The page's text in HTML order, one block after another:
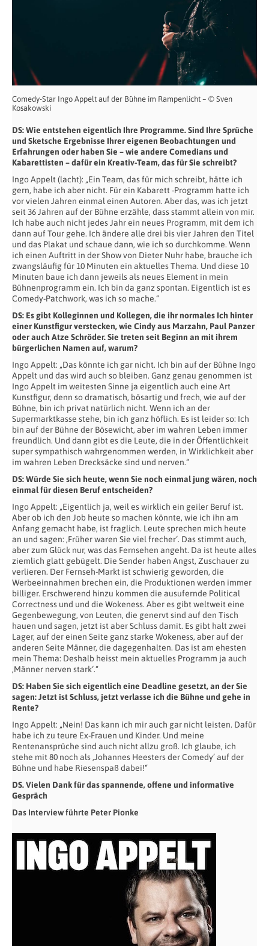
Comedy-Star Ingo Appelt auf der Bühne im Rampenlicht – © Sven
Kosakowski
DS: Wie entstehen eigentlich Ihre Programme. Sind Ihre Sprüche
und Sketsche Ergebnisse Ihrer eigenen Beobachtungen und
Erfahrungen oder haben Sie – wie andere Comedians und
Kabarettisten – dafür ein Kreativ-Team, das für Sie schreibt?
Ingo Appelt (lacht): „Ein Team, das für mich schreibt, hätte ich
gern, habe ich aber nicht. Für ein Kabarett -Programm hatte ich
vor vielen Jahren einmal einen Autoren. Aber das, was ich jetzt
seit 36 Jahren auf der Bühne erzähle, dass stammt allein von mir.
Ich habe auch nicht jedes Jahr ein neues Programm, mit dem ich
dann auf Tour gehe. Ich ändere alle drei bis vier Jahren den Titel
und das Plakat und schaue dann, wie ich so durchkomme. Wenn
ich einen Auftritt in der Show von Dieter Nuhr habe, brauche ich
zwangsläufig für 10 Minuten ein aktuelles Thema. Und diese 10
Minuten baue ich dann jeweils als neues Element in mein
Bühnenprogramm ein. Ich bin da ganz spontan. Eigentlich ist es
Comedy-Patchwork, was ich so mache.“
DS: Es gibt Kolleginnen und Kollegen, die ihr normales Ich hinter
einer Kunstfigurverstecken, wie Cindy aus Marzahn, Paul Panzer
oder auch Atze Schröder. Sie treten seit Beginn an mit ihrem
bürgerlichen Namen auf, warum?
Ingo Appelt: „Das könnte ich gar nicht. Ich bin auf der Bühne Ingo
Appelt und das wird auch so bleiben. Ganz genau genommen ist
Ingo Appelt im weitesten Sinne ja eigentlich auch eine Art
Kunstfigur, denn so dramatisch, bösartig und frech, wie auf der
Bühne, bin ich privat natürlich nicht. Wenn ich an der
Supermarktkasse stehe, bin ich ganz höflich. Es ist leider so: Ich
bin auf der Bühne der Bösewicht, aber im wahren Leben immer
freundlich. Und dann gibt es die Leute, die in der Öffentlichkeit
super sympathisch wahrgenommen werden, in Wirklichkeit aber
im wahren Leben Drecksäcke sind und nerven.“
DS: Würde Sie sich heute, wenn Sie noch einmal jung wären, noch
einmal für diesen Beruf entscheiden?
Ingo Appelt: „Eigentlich ja, weil es wirklich ein geiler Beruf ist.
Aber ob ich den Job heute so machen könnte, wie ich ihn am
Anfang gemacht habe, ist fraglich. Leute sprechen mich heute
an und sagen: ‚Früher waren Sie viel frecher‘. Das stimmt auch,
aber zum Glück nur, was das Fernsehen angeht. Da ist heute alles
ziemlich glatt gebügelt. Die Sender haben Angst, Zuschauer zu
verlieren. Der Fernseh-Markt ist schwierig geworden, die
Werbeeinnahmen brechen ein, die Produktionen werden immer
billiger. Erschwerend hinzu kommen die ausufernde Political
Correctness und und die Wokeness. Aber es gibt weltweit eine
Gegenbewegung, von Leuten, die genervt sind auf den Tisch
hauen und sagen, jetzt ist aber Schluss damit. Es gibt halt zwei
Lager, auf der einen Seite ganz starke Wokeness, aber auf der
anderen Seite Männer, die dagegenhalten. Das ist am ehesten
mein Thema: Deshalb heisst mein aktuelles Programm ja auch
‚Männer nerven stark‘.“
DS: Haben Sie sich eigentlich eine Deadline gesetzt, an der Sie
sagen: Jetzt istSchluss, jetzt verlasse ich die Bühne und gehe in
Rente?
Ingo Appelt: „Nein! Das kann ich mir auch gar nicht leisten. Dafür
habe ich zu teure Ex-Frauen und Kinder. Und meine
Rentenansprüche sind auch nicht allzu groß. Ich glaube, ich
stehe mit 80 noch als ‚Johannes Heesters der Comedy’ auf der
Bühne und habe Riesenspaß dabei!“
DS. Vielen Dank für das spannende, offene und informative
Gespräch
Das Interview führte Peter Pionke